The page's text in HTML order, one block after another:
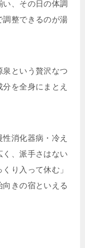
、その日の体調
調整できるのが湯
泉という贅沢なつ
を全身にまとえ
消化器病・冷え
、派手さはない
り入って休む」
きの宿といえる